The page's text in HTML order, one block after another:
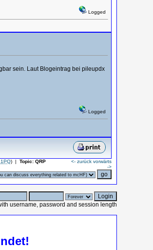
Logged
sein. Laut Blogeintrag bei pileupdx
Logged
) | Topic: QRP
<- zurück vorwärts
->
username, password and session length